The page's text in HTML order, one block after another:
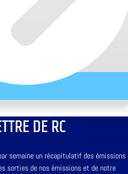
DE RC
semaine un récapitulatif des émissions
sorties de nos émissions et de notre